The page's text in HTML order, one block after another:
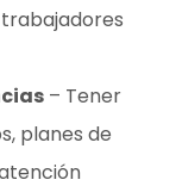
– Tener
planes de